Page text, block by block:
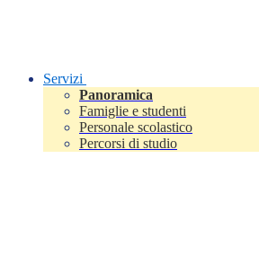
Servizi
Panoramica
Famiglie e studenti
Personale scolastico
Percorsi di studio